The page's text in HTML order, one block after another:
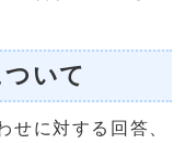
いて
せに対する回答、